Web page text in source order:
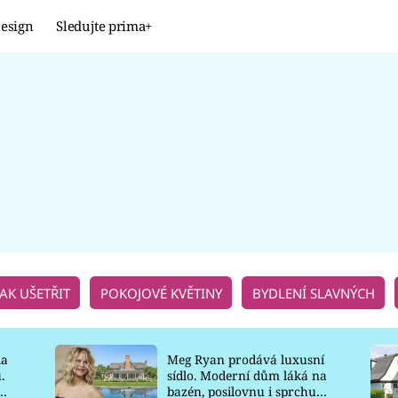
Sledujte prima+
UŠETŘIT POKOJOVÉ KVĚTINY BYDLENÍ SLAVNÝCH
Meg Ryan prodává luxusní
sídlo. Moderní dům láká na
bazén, posilovnu i sprchu